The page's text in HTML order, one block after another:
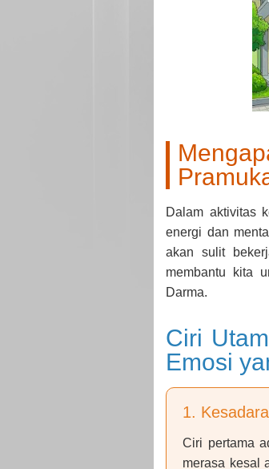
Dalam aktivitas
energi dan
akan sulit
membantu kita
Darma.
Ciri
Emosi
1.
Ciri pertama
merasa kesal